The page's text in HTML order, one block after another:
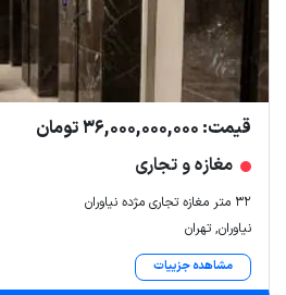
قیمت: 36,000,000,000 تومان
مغازه و تجاری
۳۲ متر مغازه تجاری مژده نیاوران
نیاوران, تهران
مشاهده جزییات